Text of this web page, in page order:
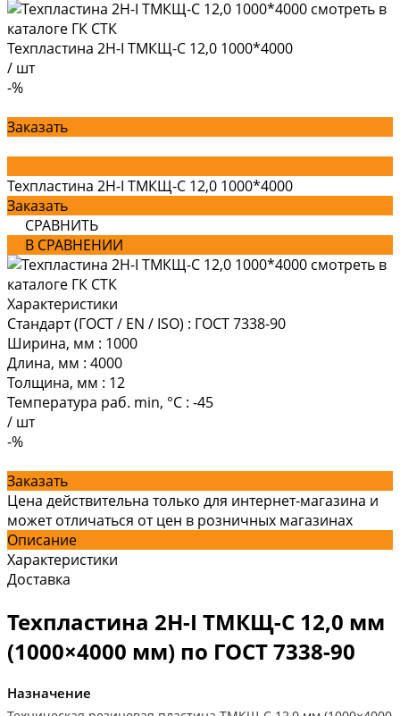
Техпластина 2Н-I ТМКЩ-С 12,0 1000*4000
/ шт
-%
Заказать
Техпластина 2Н-I ТМКЩ-С 12,0 1000*4000
Заказать
СРАВНИТЬ
В СРАВНЕНИИ
Характеристики
Стандарт (ГОСТ / EN / ISO) : ГОСТ 7338-90
Ширина, мм : 1000
Длина, мм : 4000
Толщина, мм : 12
Температура раб. min, °C : -45
/ шт
-%
Заказать
Цена действительна только для интернет-магазина и
может отличаться от цен в розничных магазинах
Описание
Характеристики
Доставка
Техпластина 2Н-I ТМКЩ-С 12,0 мм
(1000×4000 мм) по ГОСТ 7338-90
Назначение